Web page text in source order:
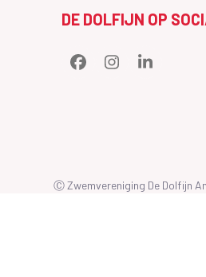
DE DOLFIJN OP
Facebook
InstagramLinkedIn
Ⓒ Zwemvereniging De Dolfijn